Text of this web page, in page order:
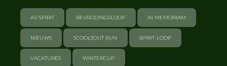
AV SPIRIT BEVRIJDINGSLOOP IN MEMORIAM
NIEUWS SCOOLSOUT RUN SPIRIT-LOOP
VACATURES WINTERCUP